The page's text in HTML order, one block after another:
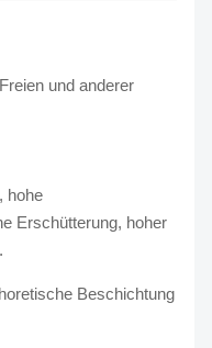
und anderer
hohe
Erschütterung, hoher
Beschichtung